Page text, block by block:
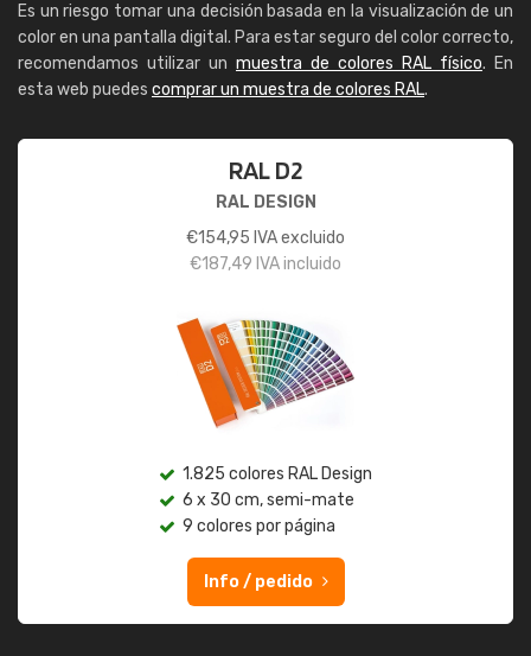
Es un riesgo tomar una decisión basada en la visualización de un
color en una pantalla digital. Para estar seguro del color correcto,
recomendamos utilizar un muestra de colores RAL físico. En
esta web puedes comprar un muestra de colores RAL.
RAL D2
RAL DESIGN
€154,95 IVA excluido
€187,49 IVA incluido
1.825 colores RAL Design
6 x 30 cm, semi-mate
9 colores por página
Info / pedido